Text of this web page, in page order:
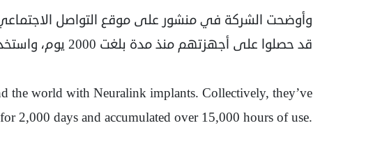
وأوضحت الشركة في منشور على موقع التواصل
قد حصلوا على أجهزتهم منذ مدة بلغت 2000 يوم، واستخدموها لأكثر من 15 ألف ساعة".
the world with Neuralink implants. Collectively, they’ve
2,000 days and accumulated over 15,000 hours of use.